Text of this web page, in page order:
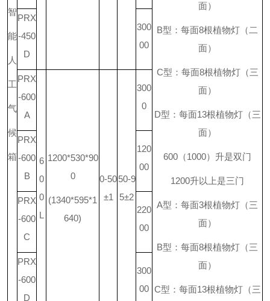
智
能
人
工
气
候
箱
面）
B型：每面8根植物灯（二
面）
C型：每面8根植物灯（三
面）
D型：每面13根植物灯（三
面）
600 （1000）升是双门
1200升以上是三门
A型：每面3根植物灯（三
面）
B型：每面8根植物灯（三
面）
C型：每面13根植物灯（三
PRX
-450
D
300
00
PRX
-600
A
6
0
0
L
1200*530*90
0
(1340*595*1
640)
0-50
±1
50-9
5±2
300
0
PRX
-600
B
120
00
PRX
-600
C
220
00
PRX
-600
D
300
00